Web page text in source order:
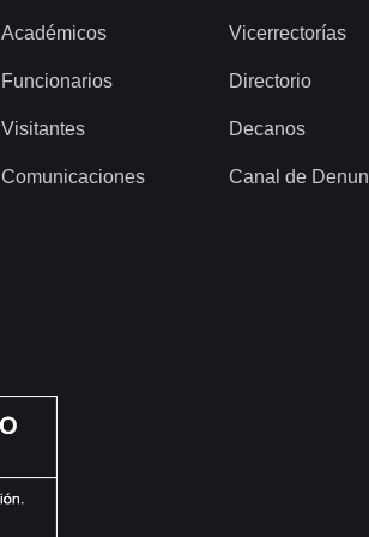
Académicos
Funcionarios
Visitantes
Comunicaciones
Vicerrectorías
Directorio
Decanos
Canal de